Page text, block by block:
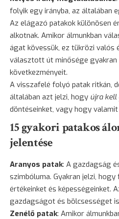
folyik egy irányba, az általában
Az elágazó patakok különösen
alkotnak. Amikor álmunkban
ágat kövessük, ez tükrözi valós
választott út minősége gyakran
következményeit.
A visszafelé folyó patak ritkán,
általában azt jelzi, hogy újra kell
döntéseinket, vagy hogy
15 gyakori patakos
jelentése
Aranyos patak: A gazdagság
szimbóluma. Gyakran jelzi,
értékeinket és képességeinket.
gazdagságot és bölcsességet
Zenélő patak: Amikor